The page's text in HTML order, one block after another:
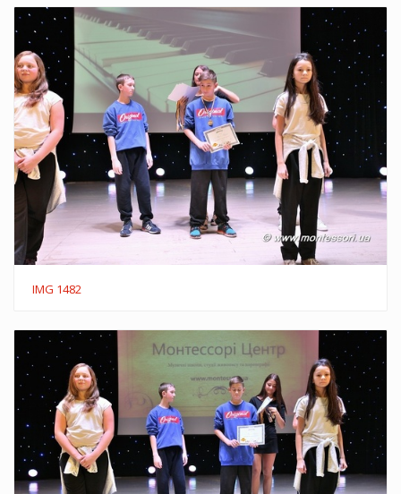
IMG 1482